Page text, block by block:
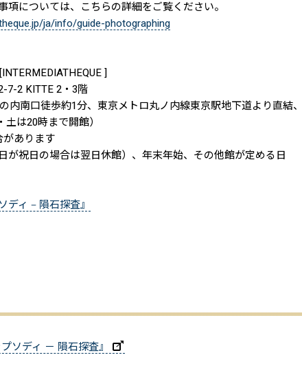
項については、こちらの詳細をご覧ください。
ja/info/guide-photographing
]
7-2 KITTE 2・3階
内南口徒歩約1分、東京メトロ丸ノ内線東京駅地下道より直結
は20時まで開館）
があります
が祝日の場合は翌日休館）、年末年始、その他館が定める日
ディ ‒ 隕石探査』
ソディ － 隕石探査』